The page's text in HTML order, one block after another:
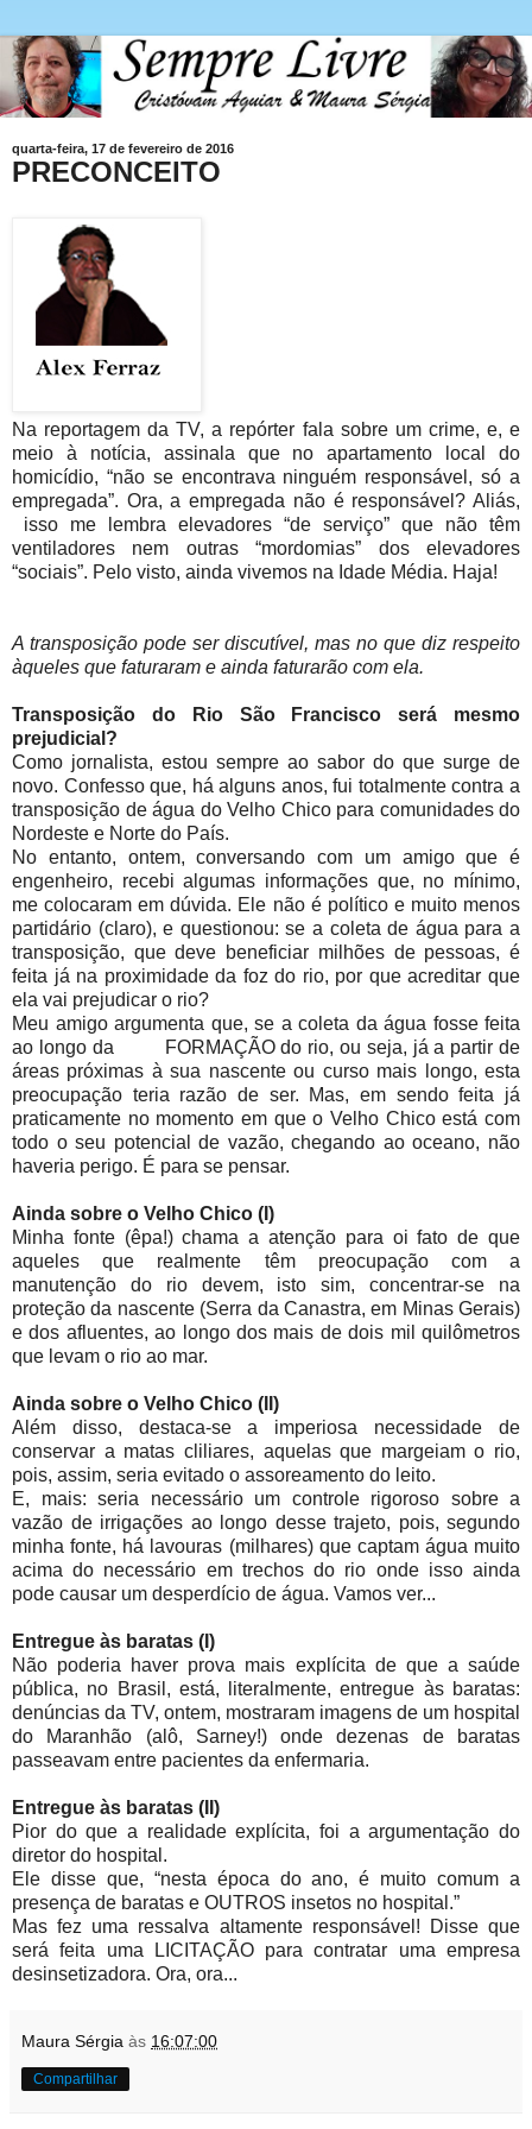
quarta-feira, 17 de fevereiro de 2016
PRECONCEITO
Na reportagem da TV, a repórter fala sobre um crime, e, e
meio à notícia, assinala que no apartamento local do
homicídio, “não se encontrava ninguém responsável, só a
empregada”. Ora, a empregada não é responsável? Aliás,
isso me lembra elevadores “de serviço” que não têm
ventiladores nem outras “mordomias” dos elevadores
“sociais”. Pelo visto, ainda vivemos na Idade Média. Haja!
A transposição pode ser discutível, mas no que diz respeito
àqueles que faturaram e ainda faturarão com ela.
Transposição do Rio São Francisco será mesmo
prejudicial?
Como jornalista, estou sempre ao sabor do que surge de
novo. Confesso que, há alguns anos, fui totalmente contra a
transposição de água do Velho Chico para comunidades do
Nordeste e Norte do País.
No entanto, ontem, conversando com um amigo que é
engenheiro, recebi algumas informações que, no mínimo,
me colocaram em dúvida. Ele não é político e muito menos
partidário (claro), e questionou: se a coleta de água para a
transposição, que deve beneficiar milhões de pessoas, é
feita já na proximidade da foz do rio, por que acreditar que
ela vai prejudicar o rio?
Meu amigo argumenta que, se a coleta da água fosse feita
ao longo da FORMAÇÃO do rio, ou seja, já a partir de
áreas próximas à sua nascente ou curso mais longo, esta
preocupação teria razão de ser. Mas, em sendo feita já
praticamente no momento em que o Velho Chico está com
todo o seu potencial de vazão, chegando ao oceano, não
haveria perigo. É para se pensar.
Ainda sobre o Velho Chico (I)
Minha fonte (êpa!) chama a atenção para oi fato de que
aqueles que realmente têm preocupação com a
manutenção do rio devem, isto sim, concentrar-se na
proteção da nascente (Serra da Canastra, em Minas Gerais)
e dos afluentes, ao longo dos mais de dois mil quilômetros
que levam o rio ao mar.
Ainda sobre o Velho Chico (II)
Além disso, destaca-se a imperiosa necessidade de
conservar a matas cliliares, aquelas que margeiam o rio,
pois, assim, seria evitado o assoreamento do leito.
E, mais: seria necessário um controle rigoroso sobre a
vazão de irrigações ao longo desse trajeto, pois, segundo
minha fonte, há lavouras (milhares) que captam água muito
acima do necessário em trechos do rio onde isso ainda
pode causar um desperdício de água. Vamos ver...
Entregue às baratas (I)
Não poderia haver prova mais explícita de que a saúde
pública, no Brasil, está, literalmente, entregue às baratas:
denúncias da TV, ontem, mostraram imagens de um hospital
do Maranhão (alô, Sarney!) onde dezenas de baratas
passeavam entre pacientes da enfermaria.
Entregue às baratas (II)
Pior do que a realidade explícita, foi a argumentação do
diretor do hospital.
Ele disse que, “nesta época do ano, é muito comum a
presença de baratas e OUTROS insetos no hospital.”
Mas fez uma ressalva altamente responsável! Disse que
será feita uma LICITAÇÃO para contratar uma empresa
desinsetizadora. Ora, ora...
Maura Sérgia às 16:07:00
Compartilhar